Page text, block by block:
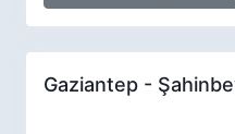
Gaziantep -